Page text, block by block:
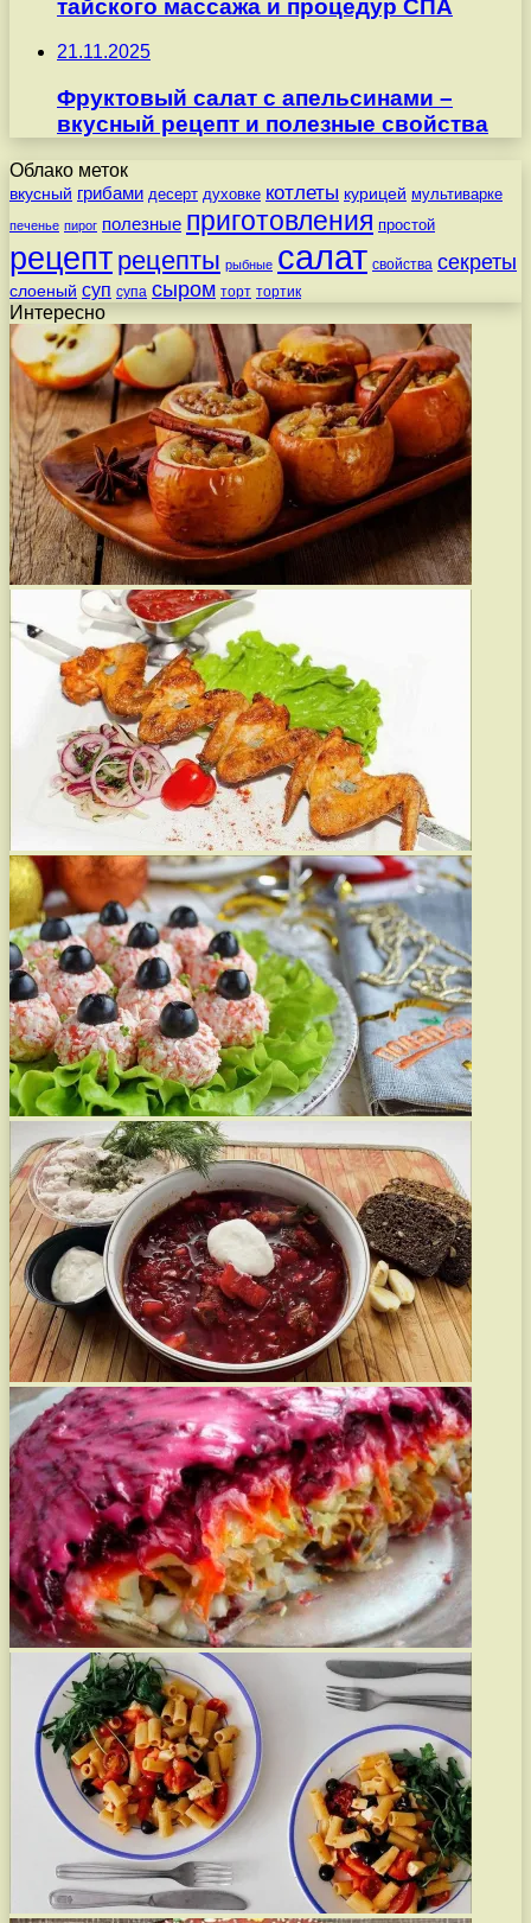
тайского массажа и процедур СПА
21.11.2025
Фруктовый салат с апельсинами –
вкусный рецепт и полезные свойства
Облако меток
вкусный грибами десерт духовке котлеты курицей мультиварке
печенье пирог полезные приготовления простой
рецепт рецепты рыбные салат свойства секреты
слоеный суп супа сыром торт тортик
Интересно